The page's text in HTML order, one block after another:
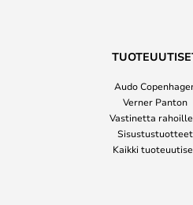
Audo
Verner Panton
Vastinetta
Sisustustuotteet
Kaikki